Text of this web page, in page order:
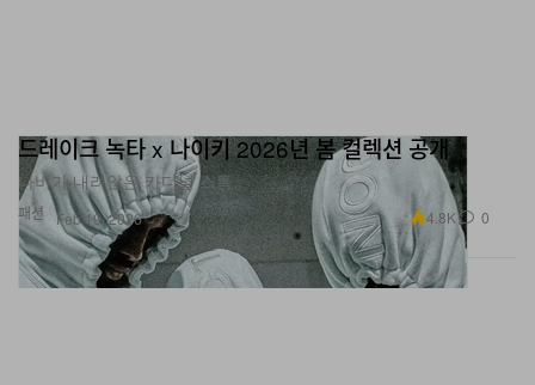
패션
나비가 내려앉은 카디널 스톡.
Feb 19, 2026 4.8K